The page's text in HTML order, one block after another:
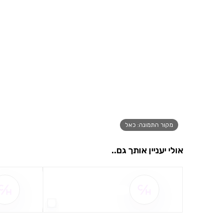
מקור התמונה: כאל
אולי יעניין אותך גם..